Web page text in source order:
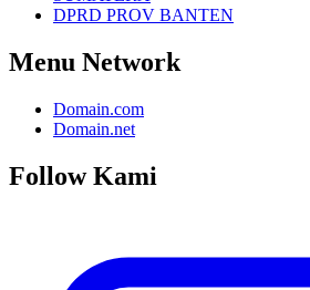
DPRD PROV BANTEN
Menu Network
Domain.com
Domain.net
Follow Kami